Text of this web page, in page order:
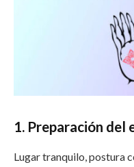
1. Preparación del
Lugar tranquilo, postura